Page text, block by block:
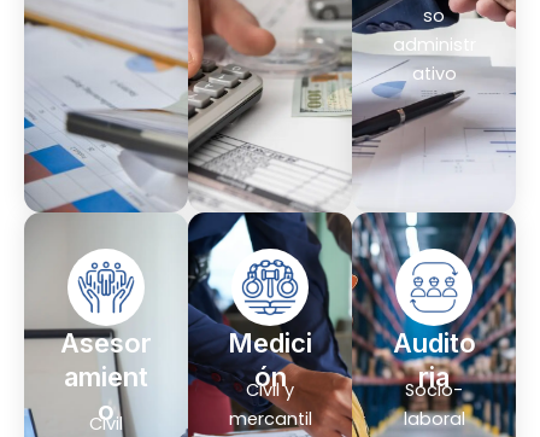
so
administr
ativo
Asesor
amient
o
Civil
Medici
ón
Civil y
mercantil
Audito
ria
Socio-
laboral